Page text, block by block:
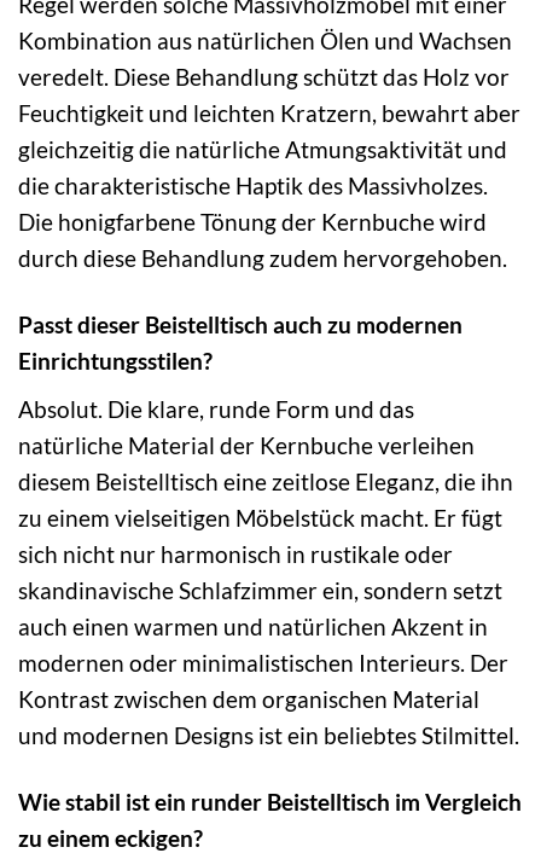
Kombination aus natürlichen Ölen und Wachsen
veredelt. Diese Behandlung schützt das Holz vor
Feuchtigkeit und leichten Kratzern, bewahrt aber
gleichzeitig die natürliche Atmungsaktivität und
die charakteristische Haptik des Massivholzes.
Die honigfarbene Tönung der Kernbuche wird
durch diese Behandlung zudem hervorgehoben.
Passt dieser Beistelltisch auch zu modernen
Einrichtungsstilen?
Absolut. Die klare, runde Form und das
natürliche Material der Kernbuche verleihen
diesem Beistelltisch eine zeitlose Eleganz, die ihn
zu einem vielseitigen Möbelstück macht. Er fügt
sich nicht nur harmonisch in rustikale oder
skandinavische Schlafzimmer ein, sondern setzt
auch einen warmen und natürlichen Akzent in
modernen oder minimalistischen Interieurs. Der
Kontrast zwischen dem organischen Material
und modernen Designs ist ein beliebtes Stilmittel.
Wie stabil ist ein runder Beistelltisch im Vergleich
zu einem eckigen?